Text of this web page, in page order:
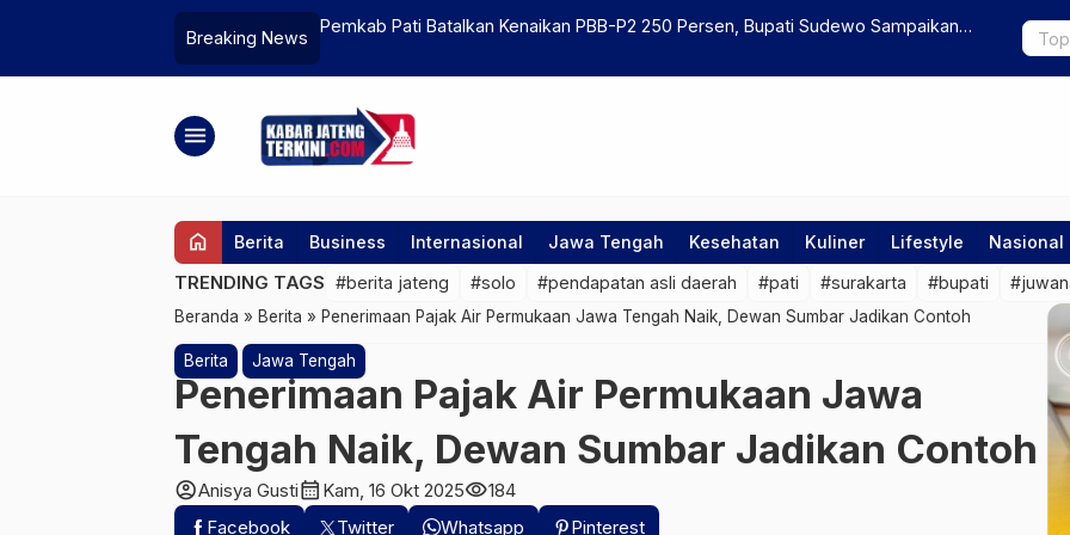
Breaking News
Pemkab Pati Batalkan Kenaikan PBB-P2 250 Persen, Bupati Sudewo Sampaikan
Dianggap
Jakarta
menu
home Berita Business Internasional Jawa Tengah Kesehatan Kuliner Lifestyle Nasional
TRENDING TAGS #berita jateng #solo #pendapatan asli daerah #pati #surakarta #bupati
Beranda » Berita » Penerimaan Pajak Air Permukaan Jawa Tengah Naik, Dewan Sumbar Jadikan Contoh
Berita Jawa Tengah
Penerimaan Pajak Air Permukaan Jawa
Tengah Naik, Dewan Sumbar Jadikan Contoh
account_circleAnisya Gusticalendar_month Kam, 16 Okt 2025visibility184
Facebook
Twitter Whatsapp Pinterest